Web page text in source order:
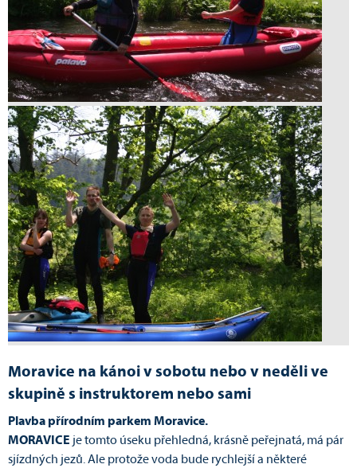
Moravice na kánoi v sobotu nebo v neděli ve
skupině s instruktorem nebo sami
Plavba přírodním parkem Moravice.
MORAVICE je tomto úseku přehledná, krásně peřejnatá, má pár
sjízdných jezů. Ale protože voda bude rychlejší a některé